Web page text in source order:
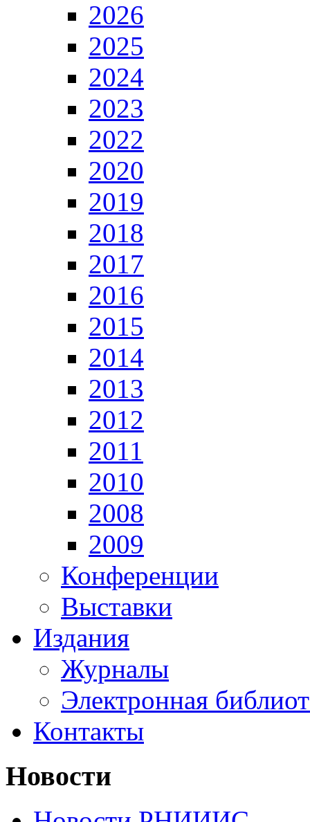
2026
2025
2024
2023
2022
2020
2019
2018
2017
2016
2015
2014
2013
2012
2011
2010
2008
2009
Конференции
Выставки
Издания
Журналы
Электронная
Контакты
Новости